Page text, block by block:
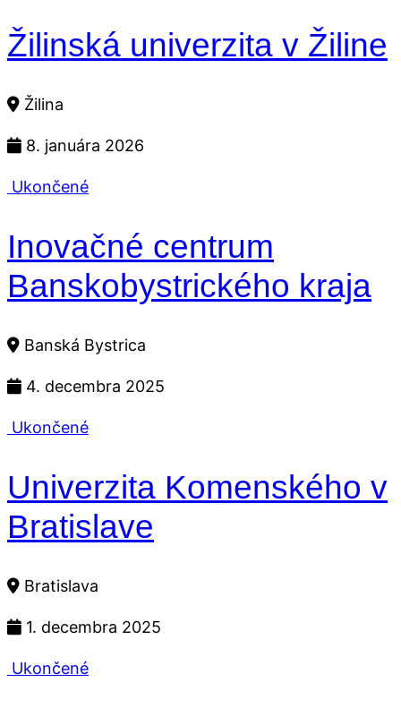
Žilinská univerzita v Žiline
Žilina
8. januára 2026
Ukončené
Inovačné centrum
Banskobystrického kraja
Banská Bystrica
4. decembra 2025
Ukončené
Univerzita Komenského v
Bratislave
Bratislava
1. decembra 2025
Ukončené